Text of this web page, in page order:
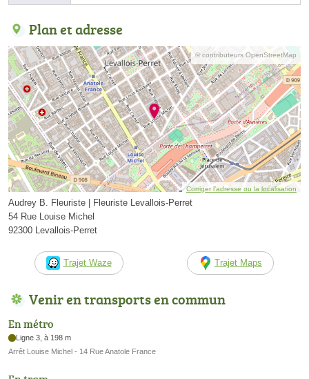
Plan et adresse
© contributeurs OpenStreetMap
Corriger l’adresse ou la localisation
Audrey B. Fleuriste | Fleuriste Levallois-Perret
54 Rue Louise Michel
92300 Levallois-Perret
Trajet Waze Trajet Maps
Venir en transports en commun
En métro
Ligne 3, à 198 m
Arrêt Louise Michel - 14 Rue Anatole France